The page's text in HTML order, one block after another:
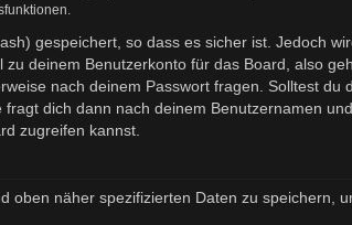
gespeichert, so dass es sicher ist. Jedoch
deinem Benutzerkonto für das Board, also
nach deinem Passwort fragen. Solltest
dich dann nach deinem Benutzernamen
zugreifen kannst.
oben näher spezifizierten Daten zu speichern,